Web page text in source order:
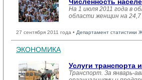
На 1 июля 2011 года в
области женщин на
27 сентября 2011 года • Департамент статистики
ЭКОНОМИКА
Услуги транспорта
Транспорт. За январь-